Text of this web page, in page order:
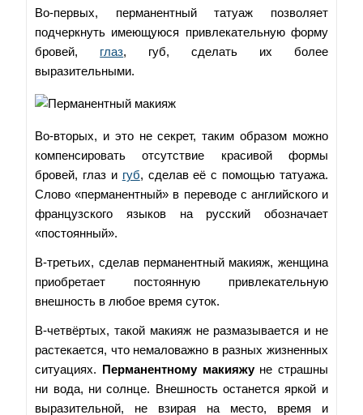
Во-первых, перманентный татуаж позволяет
подчеркнуть имеющуюся привлекательную форму
бровей, глаз, губ, сделать их более
выразительными.
Во-вторых, и это не секрет, таким образом можно
компенсировать отсутствие красивой формы
бровей, глаз и губ, сделав её с помощью татуажа.
Слово «перманентный» в переводе с английского и
французского языков на русский обозначает
«постоянный».
В-третьих, сделав перманентный макияж, женщина
приобретает постоянную привлекательную
внешность в любое время суток.
В-четвёртых, такой макияж не размазывается и не
растекается, что немаловажно в разных жизненных
ситуациях. Перманентному макияжуне страшны
ни вода, ни солнце. Внешность останется яркой и
выразительной, не взирая на место, время и